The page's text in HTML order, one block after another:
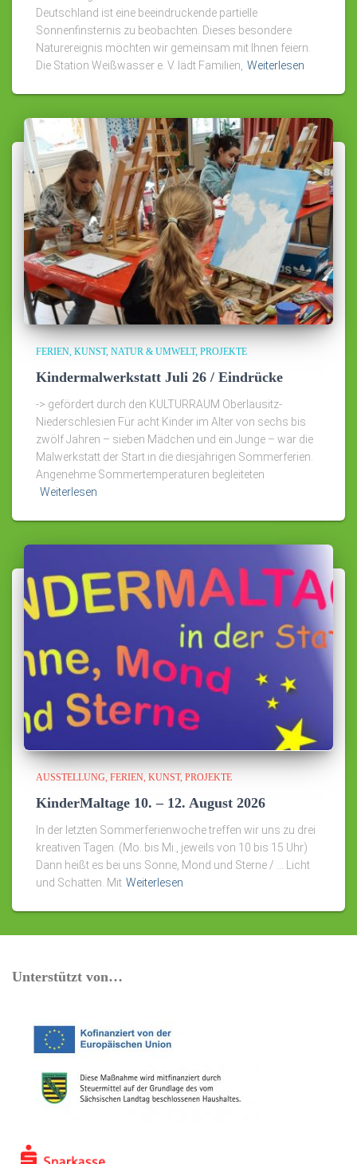
Deutschland ist eine beeindruckende partielle
Sonnenfinsternis zu beobachten. Dieses besondere
Naturereignis möchten wir gemeinsam mit Ihnen feiern.
Die Station Weißwasser e. V. lädt Familien, Weiterlesen
FERIEN KUNST NATUR & UMWELT PROJEKTE
Kindermalwerkstatt Juli 26 / Eindrücke
-> gefördert durch den KULTURRAUM Oberlausitz-
Niederschlesien Für acht Kinder im Alter von sechs bis
zwölf Jahren – sieben Mädchen und ein Junge – war die
Malwerkstatt der Start in die diesjährigen Sommerferien.
Angenehme Sommertemperaturen begleiteten
Weiterlesen
AUSSTELLUNG FERIEN KUNST PROJEKTE
KinderMaltage 10. – 12. August 2026
In der letzten Sommerferienwoche treffen wir uns zu drei
kreativen Tagen. (Mo. bis Mi., jeweils von 10 bis 15 Uhr)
Dann heißt es bei uns Sonne, Mond und Sterne / … Licht
und Schatten. Mit Weiterlesen
Unterstützt von…